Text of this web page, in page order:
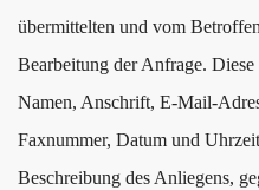
übermittelten und vom
Bearbeitung der Anfrage.
Namen, Anschrift, E-Mail-
Faxnummer, Datum und
Beschreibung des Anliegens,